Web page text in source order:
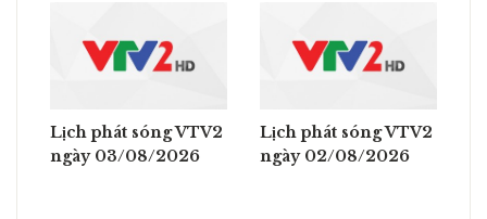
Lịch phát sóng VTV2
ngày 03/08/2026
Lịch phát sóng VTV2
ngày 02/08/2026